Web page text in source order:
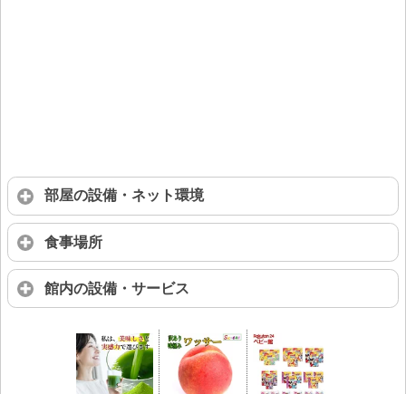
部屋の設備・ネット環境
食事場所
館内の設備・サービス